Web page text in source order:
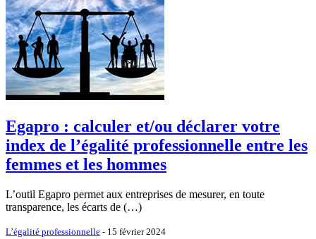
Egapro : calculer et/ou déclarer votre
index de l’égalité professionnelle entre les
femmes et les hommes
L’outil Egapro permet aux entreprises de mesurer, en toute
transparence, les écarts de (…)
L’égalité professionnelle - 15 février 2024